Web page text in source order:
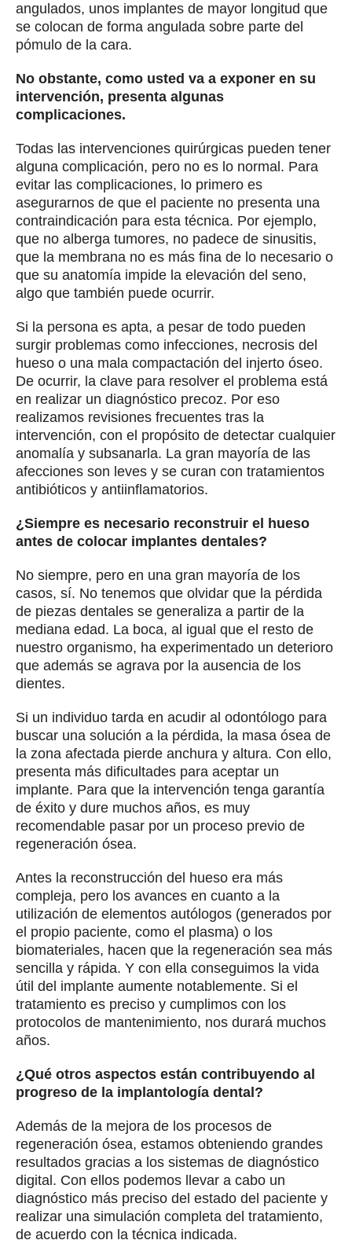
en realizar un diagnóstico precoz. Por eso
realizamos revisiones frecuentes tras la
intervención, con el propósito de detectar cualquier
anomalía y subsanarla. La gran mayoría de las
afecciones son leves y se curan con tratamientos
antibióticos y antiinflamatorios.
¿Siempre es necesario reconstruir el hueso
antes de colocar implantes dentales?
No siempre, pero en una gran mayoría de los
casos, sí. No tenemos que olvidar que la pérdida
de piezas dentales se generaliza a partir de la
mediana edad. La boca, al igual que el resto de
nuestro organismo, ha experimentado un deterioro
que además se agrava por la ausencia de los
dientes.
Si un individuo tarda en acudir al odontólogo para
buscar una solución a la pérdida, la masa ósea de
la zona afectada pierde anchura y altura. Con ello,
presenta más dificultades para aceptar un
implante. Para que la intervención tenga garantía
de éxito y dure muchos años, es muy
recomendable pasar por un proceso previo de
regeneración ósea.
Antes la reconstrucción del hueso era más
compleja, pero los avances en cuanto a la
utilización de elementos autólogos (generados por
el propio paciente, como el plasma) o los
biomateriales, hacen que la regeneración sea más
sencilla y rápida. Y con ella conseguimos la vida
útil del implante aumente notablemente. Si el
tratamiento es preciso y cumplimos con los
protocolos de mantenimiento, nos durará muchos
años.
¿Qué otros aspectos están contribuyendo al
progreso de la implantología dental?
Además de la mejora de los procesos de
regeneración ósea, estamos obteniendo grandes
resultados gracias a los sistemas de diagnóstico
digital. Con ellos podemos llevar a cabo un
diagnóstico más preciso del estado del paciente y
realizar una simulación completa del tratamiento,
de acuerdo con la técnica indicada.
Al mismo tiempo, abordamos el trabajo quirúrgico
no solo desde una perspectiva funcional o
terapéutica, sino también en su dimensión
estética, la armonía del rostro. Contribuimos a que
los pacientes mejoren también en el plano
psicológico, en cuanto a su percepción personal y
a sus relaciones sociales. Y no hablo de frivolizar
con la estética, sino de conseguir el equilibrio de
cada persona con su propia fisonomía.
Entrevista al Doctor Bustillo sobre
implantología y regeneración de hueso en
La Razón
El Doctor Bustillo participa en el